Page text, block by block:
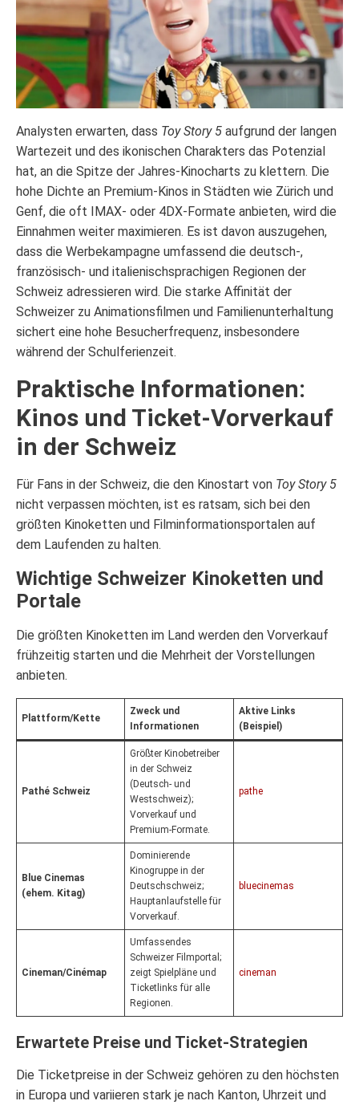
Analysten erwarten, dass Toy Story 5 aufgrund der langen
Wartezeit und des ikonischen Charakters das Potenzial
hat, an die Spitze der Jahres-Kinocharts zu klettern. Die
hohe Dichte an Premium-Kinos in Städten wie Zürich und
Genf, die oft IMAX- oder 4DX-Formate anbieten, wird die
Einnahmen weiter maximieren. Es ist davon auszugehen,
dass die Werbekampagne umfassend die deutsch-,
französisch- und italienischsprachigen Regionen der
Schweiz adressieren wird. Die starke Affinität der
Schweizer zu Animationsfilmen und Familienunterhaltung
sichert eine hohe Besucherfrequenz, insbesondere
während der Schulferienzeit.
Praktische Informationen:
Kinos und Ticket-Vorverkauf
in der Schweiz
Für Fans in der Schweiz, die den Kinostart von Toy Story 5
nicht verpassen möchten, ist es ratsam, sich bei den
größten Kinoketten und Filminformationsportalen auf
dem Laufenden zu halten.
Wichtige Schweizer Kinoketten und
Portale
Die größten Kinoketten im Land werden den Vorverkauf
frühzeitig starten und die Mehrheit der Vorstellungen
anbieten.
Plattform/Kette
Zweck und
Informationen
Aktive Links
(Beispiel)
Pathé Schweiz
Größter Kinobetreiber
in der Schweiz
(Deutsch- und
Westschweiz);
Vorverkauf und
Premium-Formate.
pathe
Blue Cinemas
(ehem. Kitag)
Dominierende
Kinogruppe in der
Deutschschweiz;
Hauptanlaufstelle für
Vorverkauf.
bluecinemas
Cineman/Cinémap
Umfassendes
Schweizer Filmportal;
zeigt Spielpläne und
Ticketlinks für alle
Regionen.
cineman
Erwartete Preise und Ticket-Strategien
Die Ticketpreise in der Schweiz gehören zu den höchsten
in Europa und variieren stark je nach Kanton, Uhrzeit und